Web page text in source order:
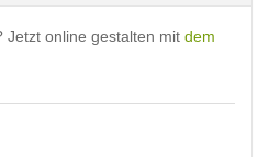
Jetzt online gestalten mit dem